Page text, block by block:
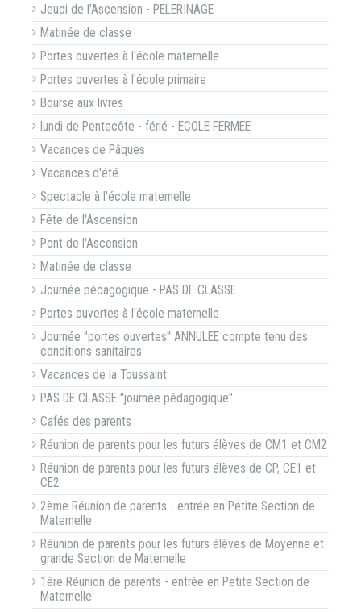
Jeudi de l'Ascension - PELERINAGE
Matinée de classe
Portes ouvertes à l'école maternelle
Portes ouvertes à l'école primaire
Bourse aux livres
lundi de Pentecôte - férié - ECOLE FERMEE
Vacances de Pâques
Vacances d'été
Spectacle à l'école maternelle
Fête de l'Ascension
Pont de l'Ascension
Matinée de classe
Journée pédagogique - PAS DE CLASSE
Portes ouvertes à l'école maternelle
Journée "portes ouvertes" ANNULEE compte tenu des
conditions sanitaires
Vacances de la Toussaint
PAS DE CLASSE "journée pédagogique"
Cafés des parents
Réunion de parents pour les futurs élèves de CM1 et CM2
Réunion de parents pour les futurs élèves de CP, CE1 et
CE2
2ème Réunion de parents - entrée en Petite Section de
Maternelle
Réunion de parents pour les futurs élèves de Moyenne et
grande Section de Maternelle
1ère Réunion de parents - entrée en Petite Section de
Maternelle